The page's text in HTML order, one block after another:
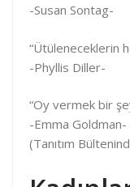
-Susan Sontag-
“Ütüleneceklerin
-Phyllis Diller-
“Oy vermek bir
-Emma Goldman-
(Tanıtım